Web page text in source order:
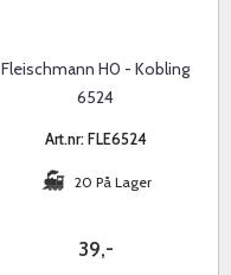
Fleischmann H0 - Kobling
6524
Art.nr: FLE6524
20 På Lager
39,-